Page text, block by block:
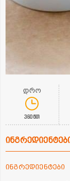
დრო
360წთ
ინგრედიენტები